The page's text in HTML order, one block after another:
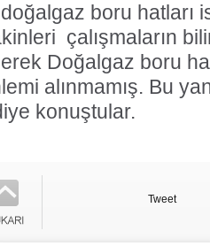
boru hatları
çalışmaların
Doğalgaz boru
alınmamış. Bu
konuştular.
Tweet